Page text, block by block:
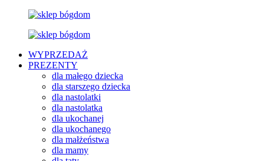
WYPRZEDAŻ
PREZENTY
dla małego dziecka
dla starszego dziecka
dla nastolatki
dla nastolatka
dla ukochanej
dla ukochanego
dla małżeństwa
dla mamy